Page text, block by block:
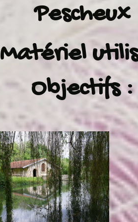
Pescheux
Matériel
Objectifs :